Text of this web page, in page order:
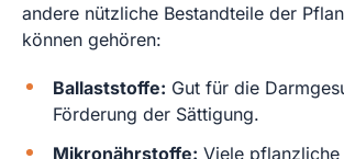
andere nützliche Bestandteile der
können gehören:
Ballaststoffe: Gut für die
Förderung der Sättigung.
Mikronährstoffe: Viele